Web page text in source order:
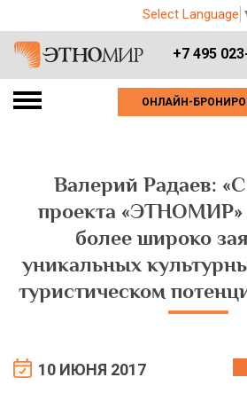
Select Language
+7 495
ОНЛАЙН-
Валерий Радаев:
проекта
более широко
уникальных
туристическом
10 ИЮНЯ 2017